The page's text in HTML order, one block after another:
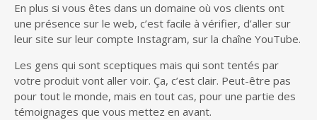
En plus si vous êtes dans un domaine où vos clients ont
une présence sur le web, c’est facile à vérifier, d’aller sur
leur site sur leur compte Instagram, sur la chaîne YouTube.
Les gens qui sont sceptiques mais qui sont tentés par
votre produit vont aller voir. Ça, c’est clair. Peut-être pas
pour tout le monde, mais en tout cas, pour une partie des
témoignages que vous mettez en avant.